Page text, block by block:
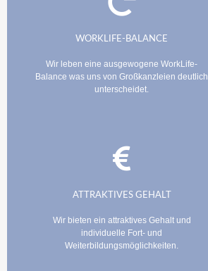
WORKLIFE-BALANCE
Wir leben eine ausgewogene WorkLife-
Balance was uns von Großkanzleien deutlich
unterscheidet.
ATTRAKTIVES GEHALT
Wir bieten ein attraktives Gehalt und
individuelle Fort- und
Weiterbildungsmöglichkeiten.